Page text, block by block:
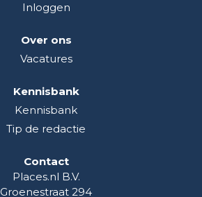
Inloggen
Over ons
Vacatures
Kennisbank
Kennisbank
Tip de redactie
Contact
Places.nl B.V.
Groenestraat 294